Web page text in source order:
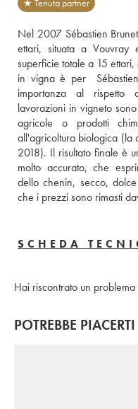
★ Tenuta partner
Nel 2007 Sébastien
ettari, situata a
superficie totale a 15
in vigna è per
importanza al rispetto
lavorazioni in vigneto
agricole o prodotti
all'agricoltura biologica (la
2018). Il risultato finale è
molto accurato, che
dello chenin, secco,
che i prezzi sono rimasti
SCHEDA
Hai riscontrato un problema
POTREBBE